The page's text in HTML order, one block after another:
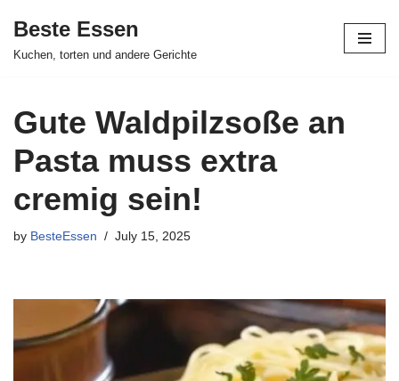
Skip
Beste Essen
Kuchen, torten und andere Gerichte
Gute Waldpilzsoße an
Pasta muss extra
cremig sein!
by BesteEssen July 15, 2025